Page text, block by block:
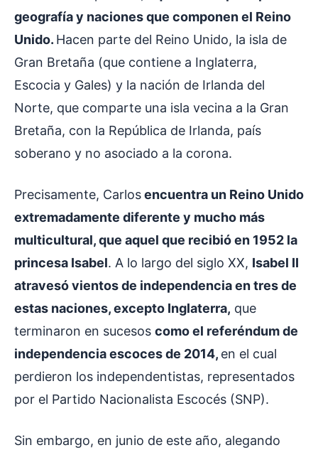
geografía y naciones que componen el Reino
Unido. Hacen parte del Reino Unido, la isla de
Gran Bretaña (que contiene a Inglaterra,
Escocia y Gales) y la nación de Irlanda del
Norte, que comparte una isla vecina a la Gran
Bretaña, con la República de Irlanda, país
soberano y no asociado a la corona.
Precisamente, Carlosencuentra un Reino Unido
extremadamente diferente y mucho más
multicultural, que aquel que recibió en 1952 la
princesa Isabel. A lo largo del siglo XX, Isabel II
atravesó vientos de independencia en tres de
estas naciones, excepto Inglaterra, que
terminaron en sucesos como el referéndum de
independencia escoces de 2014, en el cual
perdieron los independentistas, representados
por el Partido Nacionalista Escocés (SNP).
Sin embargo, en junio de este año, alegando